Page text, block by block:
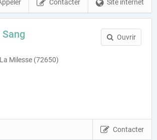
Site internet
Contacter
Milesse (72650)
Ouvrir
Contacter